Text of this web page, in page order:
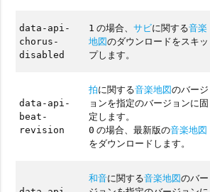
data-api-
chorus-
disabled
1 の場合、サビに関する音楽
地図のダウンロードをスキッ
プします。
data-api-
beat-
revision
拍に関する音楽地図のバージ
ョンを指定のバージョンに固
定します。
0 の場合、最新版の音楽地図
をダウンロードします。
和音に関する音楽地図のバー